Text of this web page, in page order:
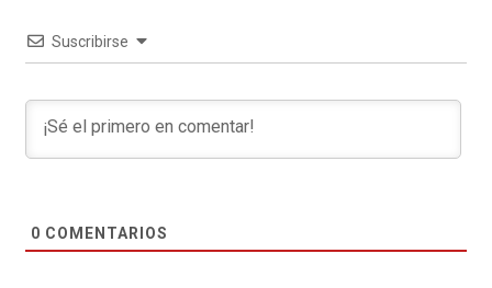
Suscribirse
0 COMENTARIOS